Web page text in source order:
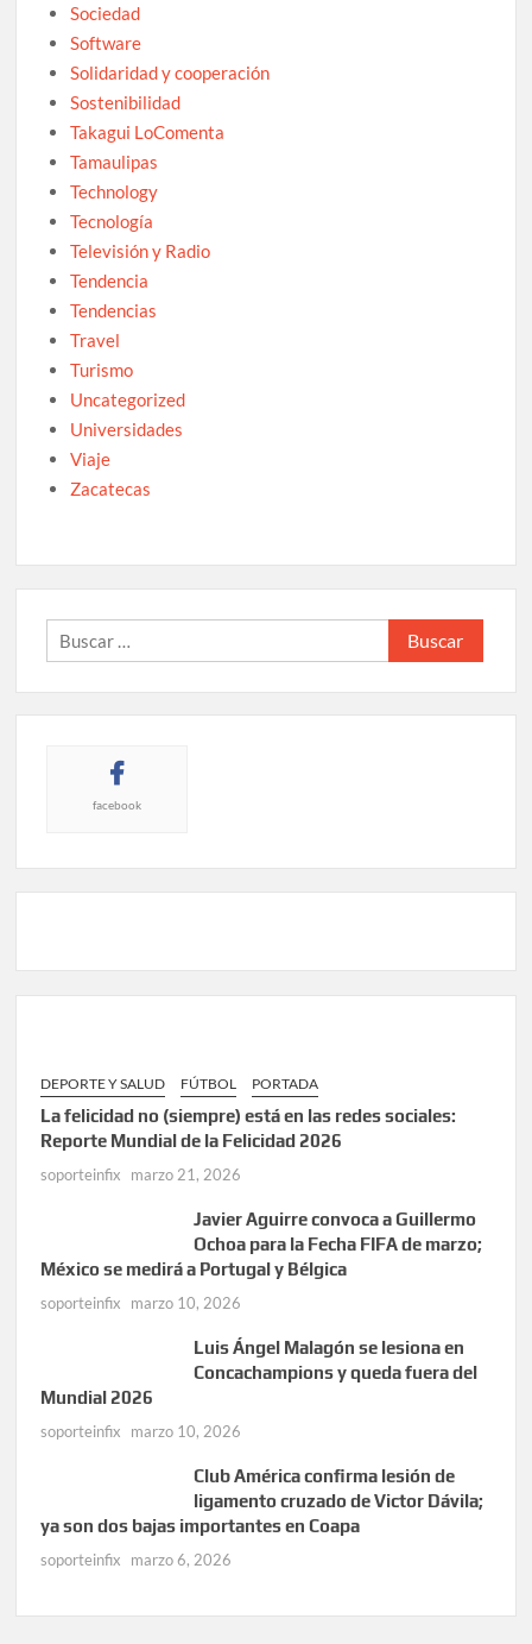
Sociedad
Software
Solidaridad y cooperación
Sostenibilidad
Takagui LoComenta
Tamaulipas
Technology
Tecnología
Televisión y Radio
Tendencia
Tendencias
Travel
Turismo
Uncategorized
Universidades
Viaje
Zacatecas
Buscar:
facebook
DEPORTE Y SALUD FÚTBOL PORTADA
La felicidad no (siempre) está en las redes sociales:
Reporte Mundial de la Felicidad 2026
soporteinfix marzo 21, 2026
Javier Aguirre convoca a Guillermo
Ochoa para la Fecha FIFA de marzo;
México se medirá a Portugal y Bélgica
soporteinfix marzo 10, 2026
Luis Ángel Malagón se lesiona en
Concachampions y queda fuera del
Mundial 2026
soporteinfix marzo 10, 2026
Club América confirma lesión de
ligamento cruzado de Victor Dávila;
ya son dos bajas importantes en Coapa
soporteinfix marzo 6, 2026